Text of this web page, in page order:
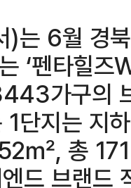
)는 6월 경
‘펜타힐즈
가구의
1단지는
㎡, 총
드 브랜드